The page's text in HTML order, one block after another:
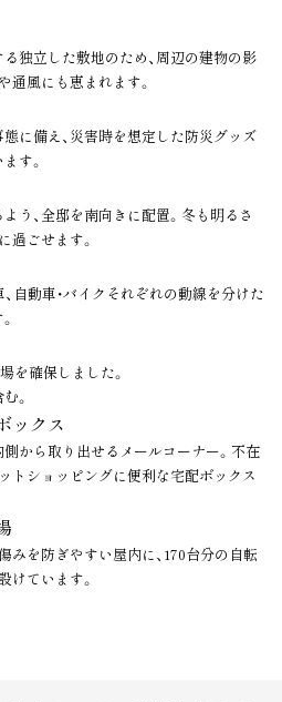
独立した敷地のため、周辺の建物の影
通風にも恵まれます。
に備え、災害時を想定した防災グッズ
す。
う、全邸を南向きに配置。冬も明るさ
過ごせます。
自動車・バイクそれぞれの動線を分けた
を確保しました。
。
ックス
から取り出せるメールコーナー。不在
トショッピングに便利な宅配ボックス
みを防ぎやすい屋内に、170台分の自転
けています。